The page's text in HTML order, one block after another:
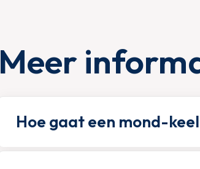
Meer
Hoe gaat een mond-